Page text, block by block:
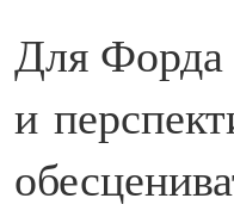
Для Форда
и